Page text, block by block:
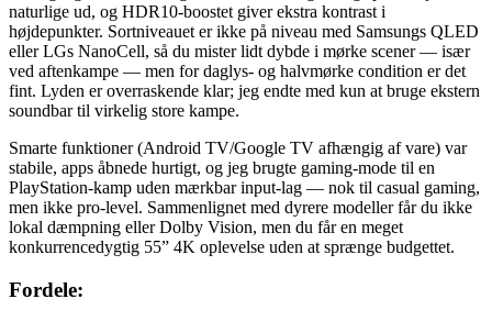
naturlige ud, og HDR10-boostet giver ekstra kontrast i
højdepunkter. Sortniveauet er ikke på niveau med Samsungs QLED
eller LGs NanoCell, så du mister lidt dybde i mørke scener — især
ved aftenkampe — men for daglys- og halvmørke condition er det
fint. Lyden er overraskende klar; jeg endte med kun at bruge ekstern
soundbar til virkelig store kampe.
Smarte funktioner (Android TV/Google TV afhængig af vare) var
stabile, apps åbnede hurtigt, og jeg brugte gaming-mode til en
PlayStation-kamp uden mærkbar input-lag — nok til casual gaming,
men ikke pro-level. Sammenlignet med dyrere modeller får du ikke
lokal dæmpning eller Dolby Vision, men du får en meget
konkurrencedygtig 55” 4K oplevelse uden at sprænge budgettet.
Fordele: